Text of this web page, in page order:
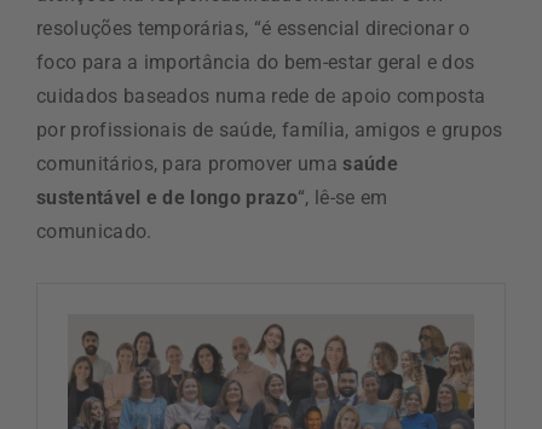
resoluções temporárias, “é essencial direcionar o
foco para a importância do bem-estar geral e dos
cuidados baseados numa rede de apoio composta
por profissionais de saúde, família, amigos e grupos
comunitários, para promover umasaúde
sustentável e de longo prazo“, lê-se em
comunicado.